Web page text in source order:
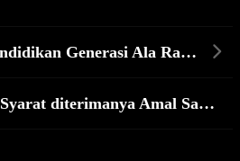
Khutbah Jumat: Pendidikan Generasi Ala Rasulullah
Khutbah Jumat: Syarat diterimanya Amal Saleh